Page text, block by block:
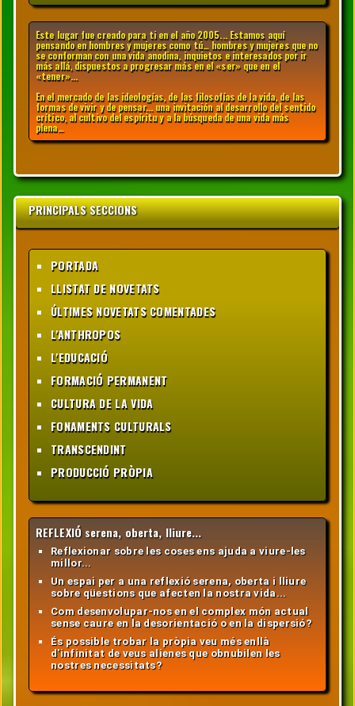
Este lugar fue creado para ti en el año 2005... Estamos aquí
pensando en hombres y mujeres como tú… hombres y mujeres que no
se conforman con una vida anodina, inquietos e interesados por ir
más allá, dispuestos a progresar más en el «ser» que en el
«tener»...
En el mercado de las ideologías, de las filosofías de la vida, de las
formas de vivir y de pensar... una invitación al desarrollo del sentido
crítico, al cultivo del espíritu y a la búsqueda de una vida más
plena…
PRINCIPALS SECCIONS
PORTADA
LLISTAT DE NOVETATS
ÚLTIMES NOVETATS COMENTADES
L'ANTHROPOS
L'EDUCACIÓ
FORMACIÓ PERMANENT
CULTURA DE LA VIDA
FONAMENTS CULTURALS
TRANSCENDINT
PRODUCCIÓ PRÒPIA
REFLEXIÓ serena, oberta, lliure...
Reflexionar sobre les coses ens ajuda a viure-les
millor...
Un espai per a una reflexió serena, oberta i lliure
sobre qüestions que afecten la nostra vida...
Com desenvolupar-nos en el complex món actual
sense caure en la desorientació o en la dispersió?
És possible trobar la pròpia veu més enllà
d'infinitat de veus alienes que obnubilen les
nostres necessitats?